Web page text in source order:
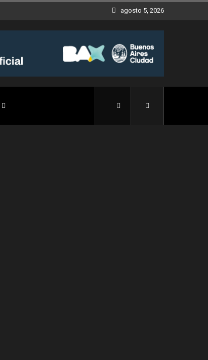
agosto 5, 2026